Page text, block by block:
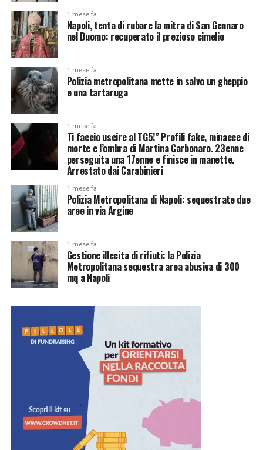
1 mese fa
Napoli, tenta di rubare la mitra di San Gennaro
nel Duomo: recuperato il prezioso cimelio
1 mese fa
Polizia metropolitana mette in salvo un gheppio
e una tartaruga
1 mese fa
Ti faccio uscire al TG5!” Profili fake, minacce di
morte e l’ombra di Martina Carbonaro. 23enne
perseguita una 17enne e finisce in manette.
Arrestato dai Carabinieri
1 mese fa
Polizia Metropolitana di Napoli: sequestrate due
aree in via Argine
1 mese fa
Gestione illecita di rifiuti: la Polizia
Metropolitana sequestra area abusiva di 300
mq a Napoli